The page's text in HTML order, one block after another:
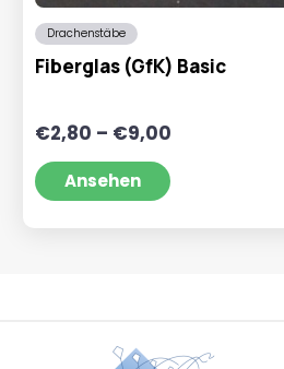
Drachenstäbe
Fiberglas (GfK) Basic
€2,80 – €9,00Preisspanne:
bis
Ansehen